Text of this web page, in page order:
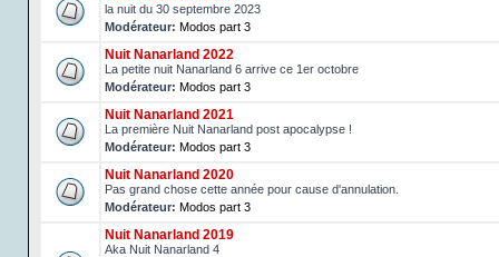
la nuit du 30 septembre 2023
Modérateur: Modos part 3
Nuit Nanarland 2022
La petite nuit Nanarland 6 arrive ce 1er octobre
Modérateur: Modos part 3
Nuit Nanarland 2021
La première Nuit Nanarland post apocalypse !
Modérateur: Modos part 3
Nuit Nanarland 2020
Pas grand chose cette année pour cause d'annulation.
Modérateur: Modos part 3
Nuit Nanarland 2019
Aka Nuit Nanarland 4